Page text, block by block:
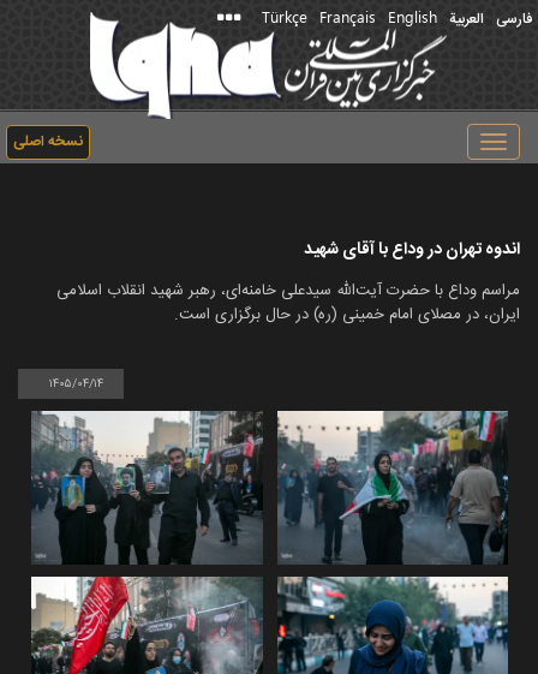
فارسی العربیة English
Français
Türkçe
نسخه اصلی
Toggle
navigation
اندوه تهران در وداع با آقای شهید
مراسم وداع با حضرت آیت‌الله سیدعلی خامنه‌ای، رهبر شهید انقلاب اسلامی
ایران، در مصلای امام خمینی (ره) در حال برگزاری است.
۱۴۰۵/۰۴/۱۴